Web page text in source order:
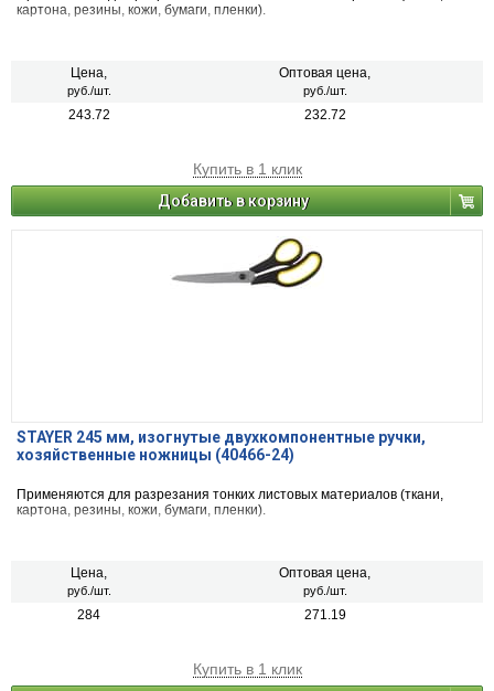
картона, резины, кожи, бумаги, пленки).
Цена,
руб./шт.
Оптовая цена,
руб./шт.
243.72 232.72
Купить в 1 клик
Добавить в корзину
STAYER 245 мм, изогнутые двухкомпонентные ручки,
хозяйственные ножницы (40466-24)
Применяются для разрезания тонких листовых материалов (ткани,
картона, резины, кожи, бумаги, пленки).
Цена,
руб./шт.
Оптовая цена,
руб./шт.
284 271.19
Купить в 1 клик